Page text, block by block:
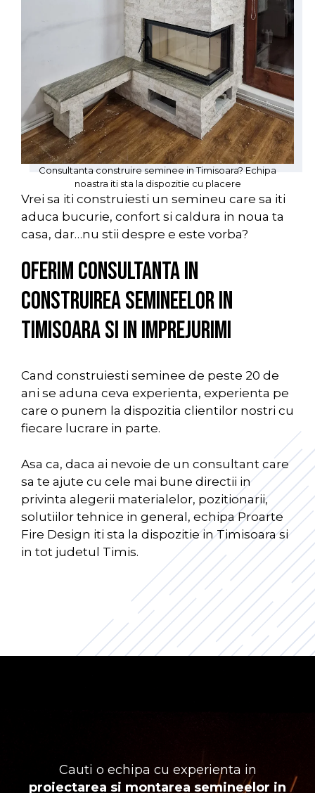
Vrei sa iti construiesti un semineu care sa iti
aduca bucurie, confort si caldura in noua ta
casa, dar…nu stii despre e este vorba?
Oferim consultanta in
construirea semineelor in
Timisoara si in imprejurimi
Cand construiesti seminee de peste 20 de
ani se aduna ceva experienta, experienta pe
care o punem la dispozitia clientilor nostri cu
fiecare lucrare in parte.
Asa ca, daca ai nevoie de un consultant care
sa te ajute cu cele mai bune directii in
privinta alegerii materialelor, pozitionarii,
solutiilor tehnice in general, echipa Proarte
Fire Design iti sta la dispozitie in Timisoara si
in tot judetul Timis.
Consultanta construire seminee in Timisoara? Echipa
noastra iti sta la dispozitie cu placere
Cauti o echipa cu experienta in
proiectarea si montarea semineelor in